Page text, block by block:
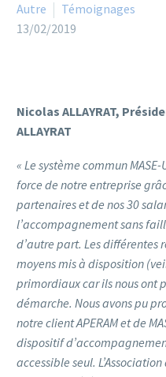
Autre
Témoignages
13/02/2019
Nicolas ALLAYRAT,
ALLAYRAT
« Le système commun
force de notre entreprise
partenaires et de nos 30
l’accompagnement sans
d’autre part. Les différentes
moyens mis à disposition
primordiaux car ils nous ont
démarche. Nous avons pu
notre client APERAM et de
dispositif
accessible seul.